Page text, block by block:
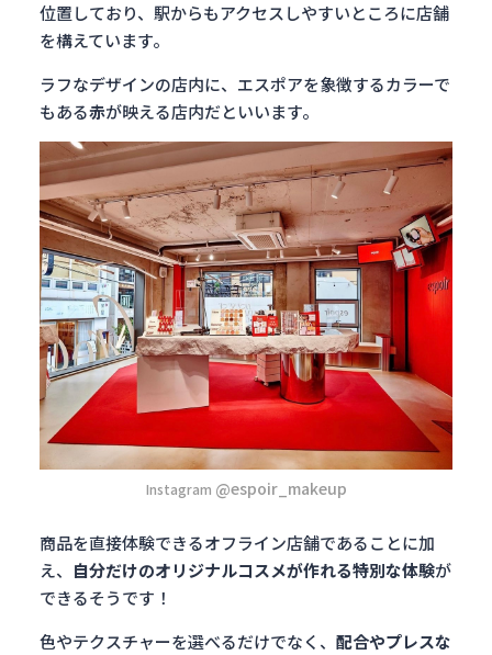
位置しており、駅からもアクセスしやすいところに店舗
を構えています。
ラフなデザインの店内に、エスポアを象徴するカラーで
もある赤が映える店内だといいます。
Instagram @espoir_makeup
商品を直接体験できるオフライン店舗であることに加
え、 自分だけのオリジナルコスメが作れる特別な体験が
できるそうです！
色やテクスチャーを選べるだけでなく、 配合やプレスな